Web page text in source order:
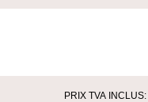
PRIX TVA INCLUS: